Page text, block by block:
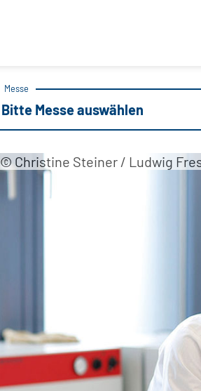
Messe
Bitte Messe auswählen
© Christine Steiner / Ludwig